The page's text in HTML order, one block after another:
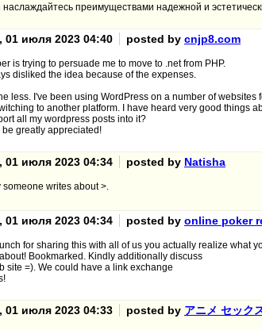
наслаждайтесь преимуществами надежной и
01 июля 2023 04:40 posted by cnjp8.com
is trying to persuade me to move to .net from PHP.
disliked the idea because of the expenses.
less. I've been using WordPress on a number of websites
to another platform. I have heard very good things
all my wordpress posts into it?
greatly appreciated!
01 июля 2023 04:34 posted by Natisha
someone writes about >.
01 июля 2023 04:34 posted by online poker
for sharing this with all of us you actually realize what
Bookmarked. Kindly additionally discuss
site =). We could have a link exchange
01 июля 2023 04:33 posted by アニメ セック